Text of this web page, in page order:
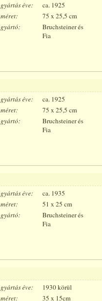
gyártás éve:
ca. 1925
méret:
75 x 25,5 cm
gyártó:
Bruchsteiner és
Fia
gyártás éve:
ca. 1925
méret:
75 x 25,5 cm
gyártó:
Bruchsteiner és
Fia
gyártás éve:
ca. 1935
méret:
51 x 25 cm
gyártó:
Bruchsteiner és
Fia
gyártás éve:
1930 körül
méret:
35 x 15cm